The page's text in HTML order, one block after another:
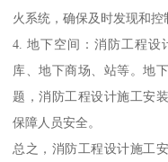
火系统，确保及时发现和控
4. 地下空间：消防工程设
库、地下商场、站等。地
题，消防工程设计施工安
保障人员安全。
总之，消防工程设计施工